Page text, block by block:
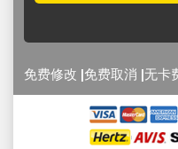
免费修改 |免费取消 |无卡